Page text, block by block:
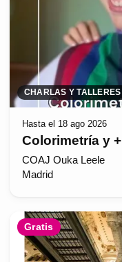
CHARLAS Y TALLERES
Hasta el 18 ago 2026
Colorimetría y +
COAJ Ouka Leele
Madrid
Gratis